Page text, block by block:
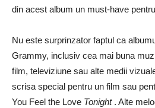
din acest album un must-have
Nu este surprinzator faptul ca
Grammy, inclusiv cea mai buna
film, televiziune sau alte medii
scrisa special pentru un film sau
You Feel the Love Tonight. Alte